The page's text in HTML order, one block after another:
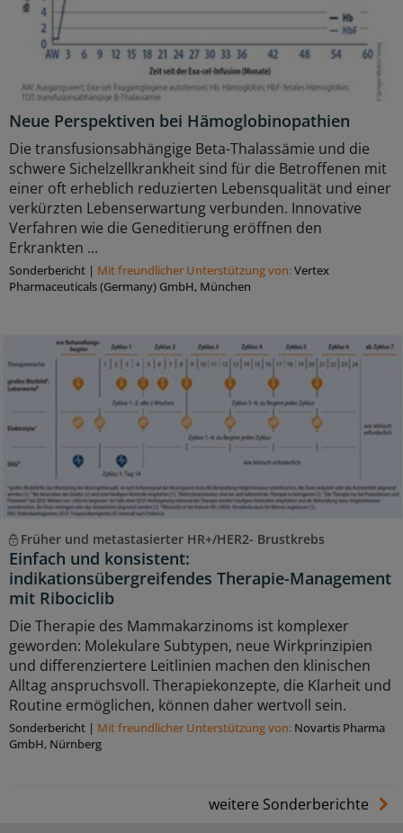
Neue Perspektiven bei Hämoglobinopathien
Die transfusionsabhängige Beta-Thalassämie und die
schwere Sichelzellkrankheit sind für die Betroffenen mit
einer oft erheblich reduzierten Lebensqualität und einer
verkürzten Lebenserwartung verbunden. Innovative
Verfahren wie die Geneditierung eröffnen den
Erkrankten ...
Sonderbericht | Mit freundlicher Unterstützung von:Vertex
Pharmaceuticals (Germany) GmbH, München
Früher und metastasierter HR+/HER2- Brustkrebs
Einfach und konsistent:
indikationsübergreifendes Therapie-Management
mit Ribociclib
Die Therapie des Mammakarzinoms ist komplexer
geworden: Molekulare Subtypen, neue Wirkprinzipien
und differenziertere Leitlinien machen den klinischen
Alltag anspruchsvoll. Therapiekonzepte, die Klarheit und
Routine ermöglichen, können daher wertvoll sein.
Sonderbericht | Mit freundlicher Unterstützung von: Novartis Pharma
GmbH, Nürnberg
weitere Sonderberichte